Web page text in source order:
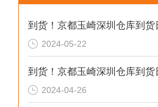
2024-05-22
2024-04-26